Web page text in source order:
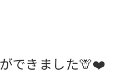
できました🦒❤️